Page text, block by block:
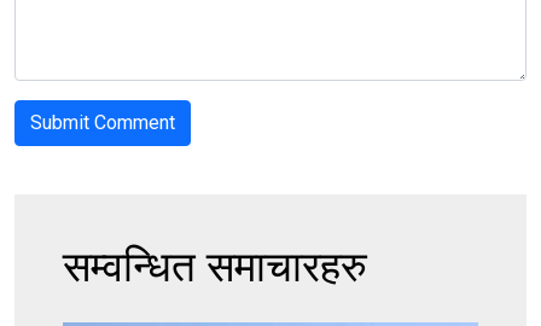
सम्वन्धित समाचारहरु